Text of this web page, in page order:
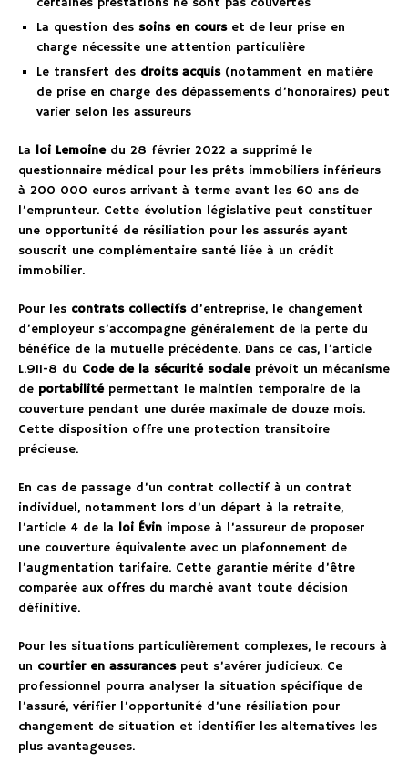
La question des soins en courset de leur prise en
charge nécessite une attention particulière
Le transfert des droits acquis(notamment en matière
de prise en charge des dépassements d’honoraires) peut
varier selon les assureurs
La loi Lemoinedu 28 février 2022 a supprimé le
questionnaire médical pour les prêts immobiliers inférieurs
à 200 000 euros arrivant à terme avant les 60 ans de
l’emprunteur. Cette évolution législative peut constituer
une opportunité de résiliation pour les assurés ayant
souscrit une complémentaire santé liée à un crédit
immobilier.
Pour les contrats collectifsd’entreprise, le changement
d’employeur s’accompagne généralement de la perte du
bénéfice de la mutuelle précédente. Dans ce cas, l’article
L.911-8 du Code de la sécurité socialeprévoit un mécanisme
de portabilitépermettant le maintien temporaire de la
couverture pendant une durée maximale de douze mois.
Cette disposition offre une protection transitoire
précieuse.
En cas de passage d’un contrat collectif à un contrat
individuel, notamment lors d’un départ à la retraite,
l’article 4 de la loi Évin impose à l’assureur de proposer
une couverture équivalente avec un plafonnement de
l’augmentation tarifaire. Cette garantie mérite d’être
comparée aux offres du marché avant toute décision
définitive.
Pour les situations particulièrement complexes, le recours à
un courtier en assurancespeut s’avérer judicieux. Ce
professionnel pourra analyser la situation spécifique de
l’assuré, vérifier l’opportunité d’une résiliation pour
changement de situation et identifier les alternatives les
plus avantageuses.